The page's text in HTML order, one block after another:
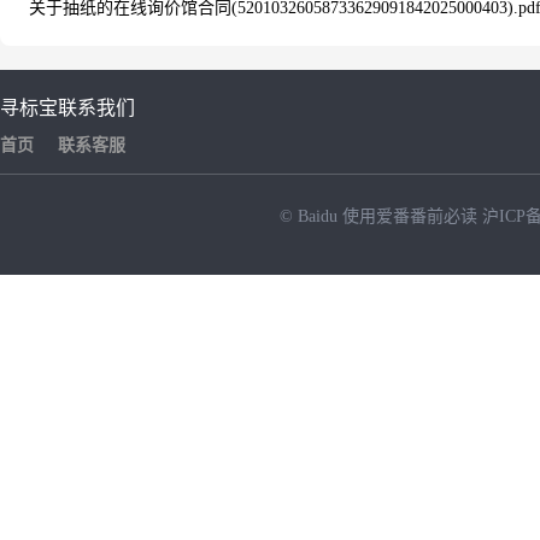
关于抽纸的在线询价馆合同(52010326058733629091842025000403).pdf
寻标宝
首页
联系我们
联系客服
© Baidu 使用爱番番前必读 沪ICP